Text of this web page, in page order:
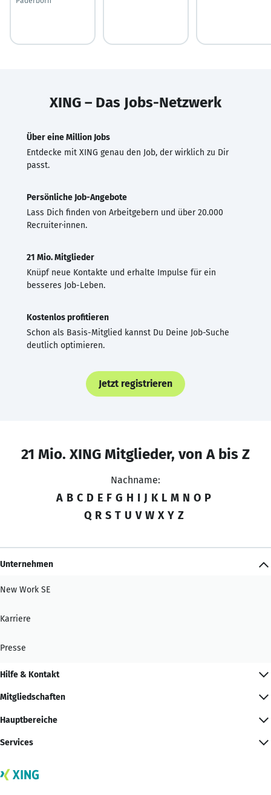
XING – Das Jobs-Netzwerk
Über eine Million Jobs
Entdecke mit XING genau den Job, der wirklich zu Dir
passt.
Persönliche Job-Angebote
Lass Dich finden von Arbeitgebern und über 20.000
Recruiter·innen.
21 Mio. Mitglieder
Knüpf neue Kontakte und erhalte Impulse für ein
besseres Job-Leben.
Kostenlos profitieren
Schon als Basis-Mitglied kannst Du Deine Job-Suche
deutlich optimieren.
Jetzt registrieren
21 Mio. XING Mitglieder, von A bis Z
Nachname:
A B C D E F G H I J K L M N O P
Q R S T U V W X Y Z
Unternehmen
New Work SE
Karriere
Presse
Hilfe & Kontakt
Mitgliedschaften
Hauptbereiche
Services